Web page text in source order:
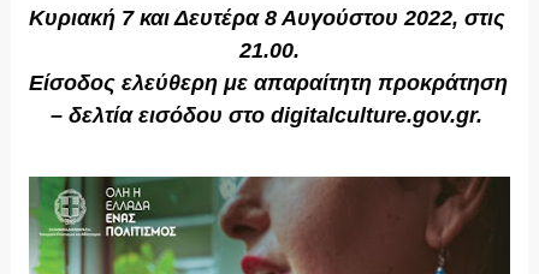
Κυριακή 7 και Δευτέρα 8 Αυγούστου 2022, στις
21.00.
Είσοδος ελεύθερη με απαραίτητη προκράτηση
– δελτία εισόδου στο digitalculture.gov.gr.